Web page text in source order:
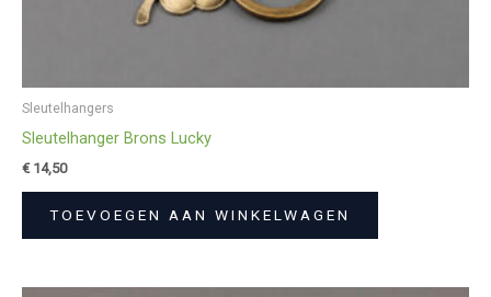
Sleutelhangers
Sleutelhanger Brons Lucky
€14,50
TOEVOEGEN AAN WINKELWAGEN